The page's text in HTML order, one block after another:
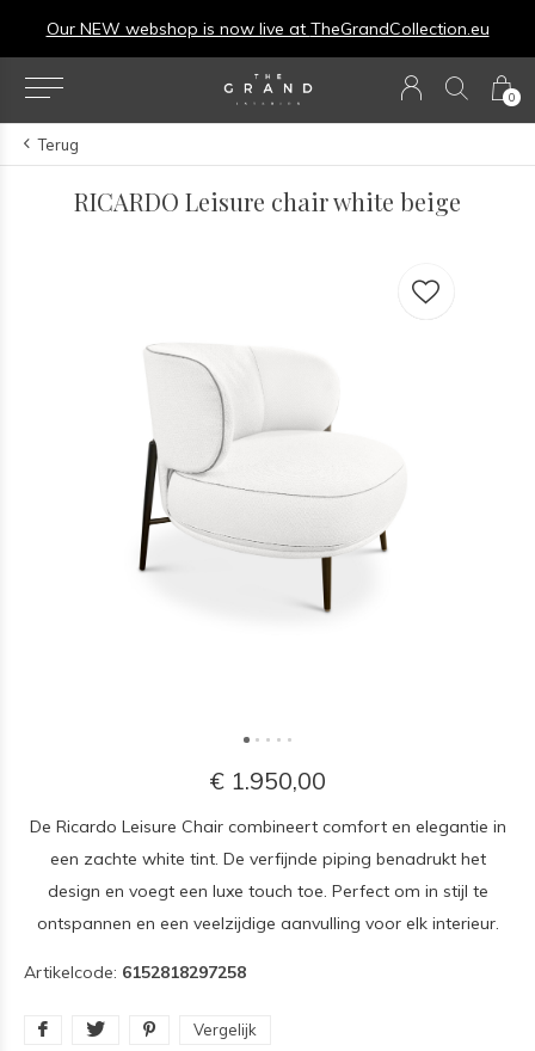
0
Our NEW webshop is now live at TheGrandCollection.eu
Terug
RICARDO Leisure chair white beige
€ 1.950,00
De Ricardo Leisure Chair combineert comfort en elegantie in
een zachte white tint. De verfijnde piping benadrukt het
design en voegt een luxe touch toe. Perfect om in stijl te
ontspannen en een veelzijdige aanvulling voor elk interieur.
Artikelcode: 6152818297258
Vergelijk